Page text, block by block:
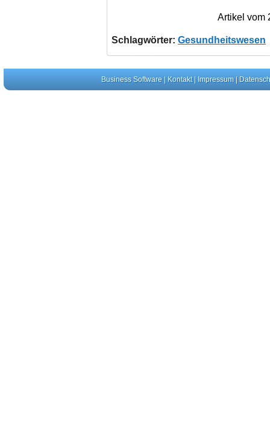
Artikel vom
Schlagwörter: Gesundheitswesen
Business Software| Kontakt| Impressum|